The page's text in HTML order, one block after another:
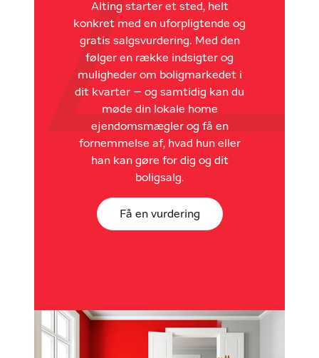
Alting starter et sted, helt
konkret med en uforpligtende og
gratis salgsvurdering. Med den
følger en række indsigter og
muligheder om boligmarkedet i
dit kvarter – og samtidig kan du
møde din lokale home
ejendomsmægler og få en
fornemmelse af, hvad hun eller
han kan gøre for dig og dit
boligsalg.
Få en vurdering